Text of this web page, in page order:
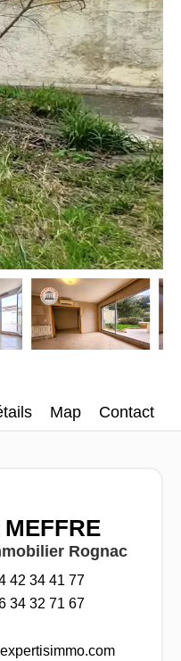
Map Contact
Rognac
42 34 41 77
34 32 71 67